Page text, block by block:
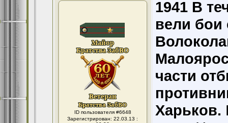
ID пользователя #6648
Зарегистрирован: 22.03.13 :
1941 В
вели бои
части
Харьков.